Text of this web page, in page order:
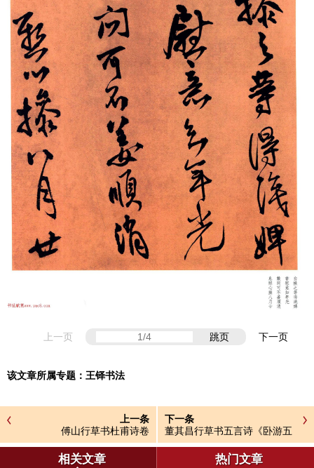
上一页 跳页 下一页
该文章所属专题： 王铎书法
上一条
傅山行草书杜甫诗卷
下一条
董其昌行草书五言诗《卧游五
岳》
相关文章 热门文章